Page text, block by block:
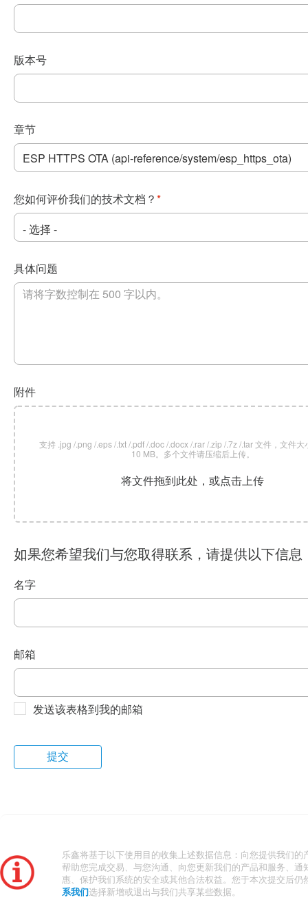
版本号
章节
您如何评价我们的技术文档？ *
具体问题
附件
支持 .jpg /.png /.eps /.txt /.pdf /.doc /.docx /.rar /.zip /.7z /.tar 文件，文件大
10 MB。多个文件请压缩后上传。
将文件拖到此处，或点击上传
如果您希望我们与您取得联系，请提供以下信息
名字
邮箱
发送该表格到我的邮箱
乐鑫将基于以下使用目的收集上述数据信息：向您提供我们的
帮助您完成交易、与您沟通、向您更新我们的产品和服务、通
惠、保护我们系统的安全或其他合法权益。您于本次提交后仍
系我们 选择新增或退出与我们共享某些数据。